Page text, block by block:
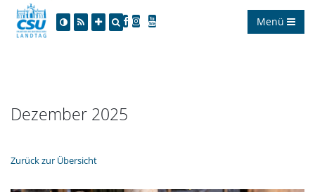
Menü
Dezember 2025
Zurück zur Übersicht